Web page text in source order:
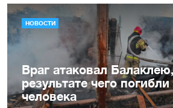
НОВОСТИ
Враг атаковал
результате чего погибли
человека